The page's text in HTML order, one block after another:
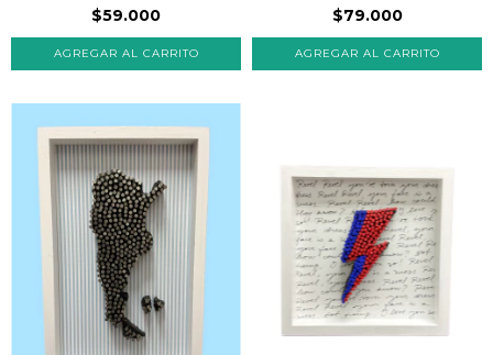
$59.000 $79.000